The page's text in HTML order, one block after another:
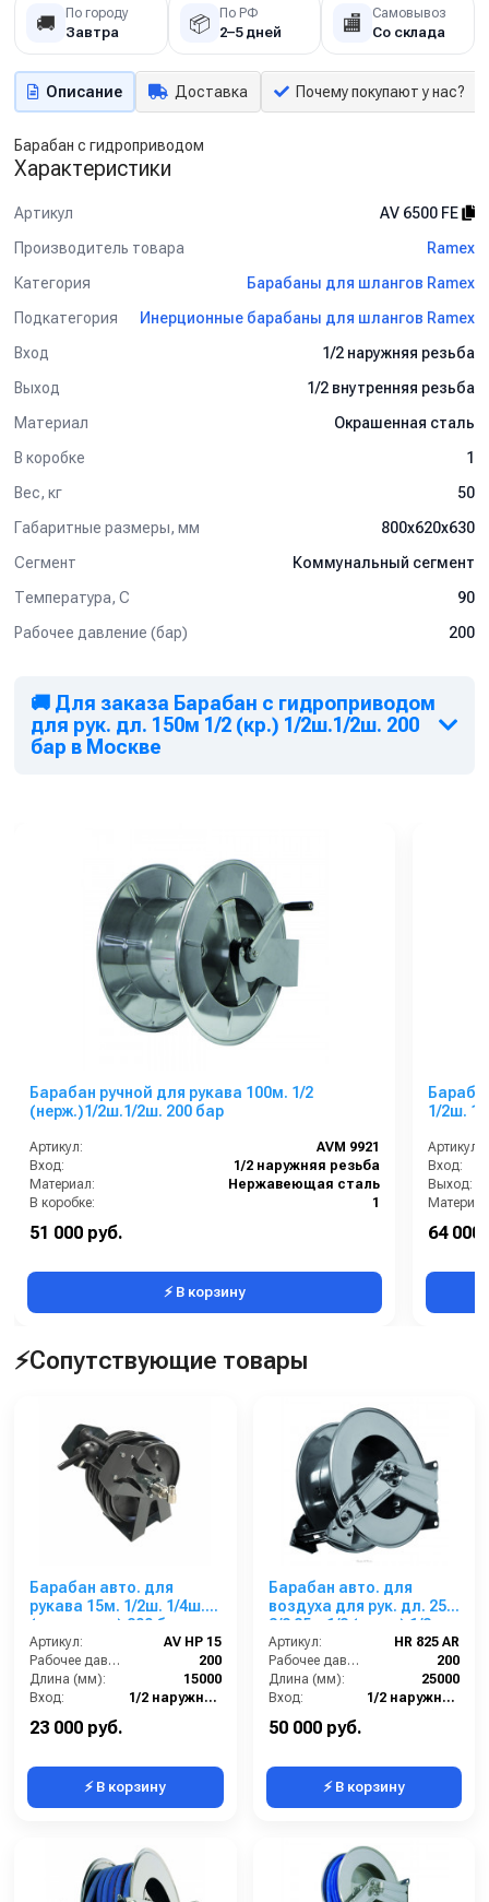
🚚 По городу
Завтра 📦 По РФ
2–5 дней 🏬 Самовывоз
Со склада
Описание Доставка Почему покупают у нас?
Барабан с гидроприводом
Характеристики
Артикул
AV 6500 FE
Производитель товара
Ramex
Категория
Барабаны для шлангов Ramex
Подкатегория
Инерционные барабаны для шлангов Ramex
Вход
1/2 наружняя резьба
Выход
1/2 внутренняя резьба
Материал
Окрашенная сталь
В коробке
1
Вес, кг
50
Габаритные размеры, мм
800x620x630
Сегмент
Коммунальный сегмент
Температура, C
90
Рабочее давление (бар)
200
🚚 Для заказа Барабан с гидроприводом
для рук. дл. 150м 1/2 (кр.) 1/2ш.1/2ш. 200
бар в Москве
Барабан ручной для рукава 100м. 1/2
(нерж.)1/2ш.1/2ш. 200 бар
Артикул:
AVM 9921
Вход:
1/2 наружняя резьба
Материал:
Нержавеющая сталь
В коробке:
1
Диаметр наружный:
51 000 руб.
⚡ В корзину
1/2ш. 1/
Артикул:
Вход:
Выход:
Вес, кг:
64 000
⚡Сопутствующие товары
Барабан авто. для
рукава 15м. 1/2ш. 1/4ш.
(кр.+пласт.) 200 бар
Артикул:
AV HP 15
Рабочее давление (бар):
200
Длина (мм):
15000
Вход:
1/2 наружняя резьба
23 000 руб.
⚡ В корзину
Барабан авто. для
воздуха для рук. дл. 25м
3/8 25м 1/2 (нерж.) 1/2ш.
1/2ш. 200 бар
Артикул:
HR 825 AR
Рабочее давление (бар):
200
Длина (мм):
25000
Вход:
1/2 наружняя резьба
50 000 руб.
⚡ В корзину